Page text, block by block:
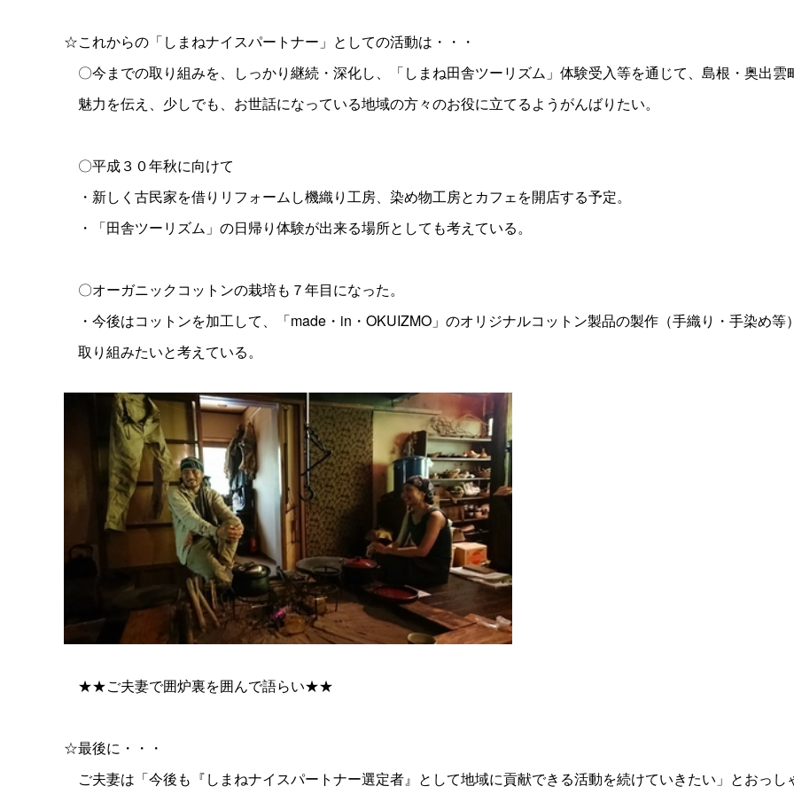
☆これからの「しまねナイスパートナー」としての活動は・・・
〇今までの取り組みを、しっかり継続・深化し、「しまね田舎ツーリズム」体験受入等を通じて、島根・奥出雲
魅力を伝え、少しでも、お世話になっている地域の方々のお役に立てるようがんばりたい。
〇平成３０年秋に向けて
・新しく古民家を借りリフォームし機織り工房、染め物工房とカフェを開店する予定。
・「田舎ツーリズム」の日帰り体験が出来る場所としても考えている。
〇オーガニックコットンの栽培も７年目になった。
・今後はコットンを加工して、「made・in・OKUIZMO」のオリジナルコットン製品の製作（手織り・手染め等
取り組みたいと考えている。
★★ご夫妻で囲炉裏を囲んで語らい★★
☆最後に・・・
ご夫妻は「今後も『しまねナイスパートナー選定者』として地域に貢献できる活動を続けていきたい」とおっし